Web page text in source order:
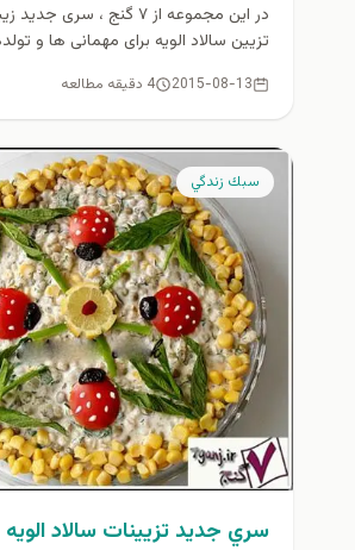
در این مجموعه از ۷ گنج ، سری
تزیین سالاد الویه برای مهمانی ها و
2015-08-13 4 دقیقه مطالعه
سبك زندگي
سري جديد تزيينات سالاد